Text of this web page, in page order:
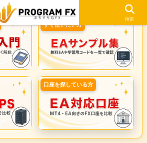
すぐ使いたい方
口座を探している方
検索